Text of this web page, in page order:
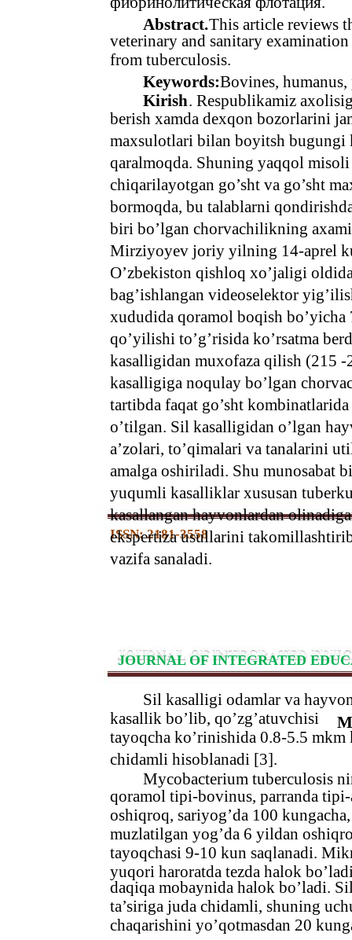
ISSN: 2181-3558
Abstract.This article reviews
veterinary and sanitary
from tuberculosis.
Keywords:Bovines,
Kirish. Respublikamiz
berish xamda dexqon bozorlarini
maxsulotlari bilan boyitsh bugungi
qaralmoqda. Shuning yaqqol
chiqarilayotgan go’sht va go’sht
bormoqda, bu talablarni
biri bo’lgan chorvachilikning
Mirziyoyev joriy yilning 14-aprel
O’zbekiston qishloq xo’jaligi
bag’ishlangan videoselektor
xududida qoramol boqish
qo’yilishi to’g’risida ko’rsatma
kasalligidan muxofaza qilish (215
kasalligiga noqulay bo’lgan
tartibda faqat go’sht
o’tilgan. Sil kasalligidan o’lgan
a’zolari, to’qimalari va tanalarini
amalga oshiriladi. Shu munosabat
yuqumli kasalliklar xususan
kasallangan hayvonlardan
ekspertiza usullarini
vazifa sanaladi.
JOURNAL OF INTEGRATED
Sil kasalligi odamlar va
kasallik bo’lib, qo’zg’atuvchisi
tayoqcha ko’rinishida 0.8-5.5
chidamli hisoblanadi [3].
Mycobacterium tuberculosis
qoramol tipi-bovinus, parranda
oshiqroq, sariyog’da 100
muzlatilgan yog’da 6 yildan
tayoqchasi 9-10 kun saqlanadi.
yuqori haroratda tezda halok
daqiqa mobaynida halok bo’ladi.
ta’siriga juda chidamli, shuning
chaqarishini yo’qotmasdan 20